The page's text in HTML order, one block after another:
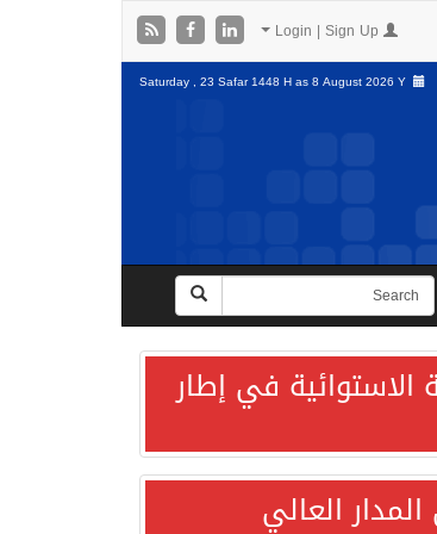
Saturday , 23 Safar 1448 H as8 August 2026 Y
الاستوائية في إطار
العالي